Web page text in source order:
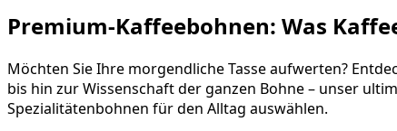
Premium-Kaffeebohnen: Was
Möchten Sie Ihre morgendliche Tasse aufwerten?
bis hin zur Wissenschaft der ganzen Bohne – unser
Spezialitätenbohnen für den Alltag auswählen.